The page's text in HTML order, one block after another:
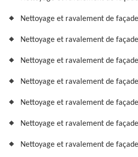
Nettoyage et ravalement de
Nettoyage et ravalement de
Nettoyage et ravalement de
Nettoyage et ravalement de
Nettoyage et ravalement de
Nettoyage et ravalement de
Nettoyage et ravalement de